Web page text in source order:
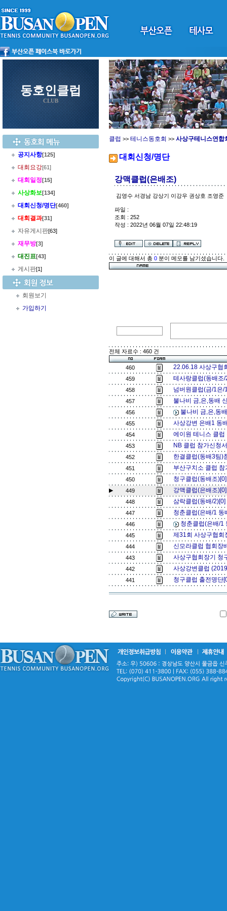
동호인클럽
CLUB
공지사항[125]
대회요강[61]
대회일정[15]
사상화보[134]
대회신청/명단[460]
대회결과[31]
자유게시판[63]
재무방[3]
대진표[43]
게시판[1]
회원보기
가입하기
클럽 >> 테니스동호회 >> 사상구테니스연합
대회신청/명단
강맥클럽(은배조)
김영수 서경남 강상기 이강우 권상호 조영준
파일 :
조회 : 252
작성 : 2022년 06월 07일 22:48:19
이 글에 대해서 총 0 분이 메모를 남기셨습니다.
전체 자료수 : 460 건
460 22.06.18 사상구협
459 테사랑클럽(동배
458 넘버원클럽(금/1은
457 불나비 금,은,동배
456 불나비 금,은,동
455 사상강변 은배1 동
454 에이원 테니스 클
453 NB 클럽 참가신청
452 한결클럽(동배3팀
451 부산구치소 클럽
450 청구클럽(동배조
▶ 449 강맥클럽(은배조)[0]
448 삼락클럽(동배/
447 청춘클럽(은배/1
446 청춘클럽(은배/
445 제31회 사상구협
444 신모라클럽 협회장
443 사상구협회장기
442 사상강변클럽
441 청구클럽 출전명